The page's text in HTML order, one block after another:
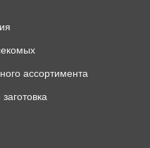
ассортимента